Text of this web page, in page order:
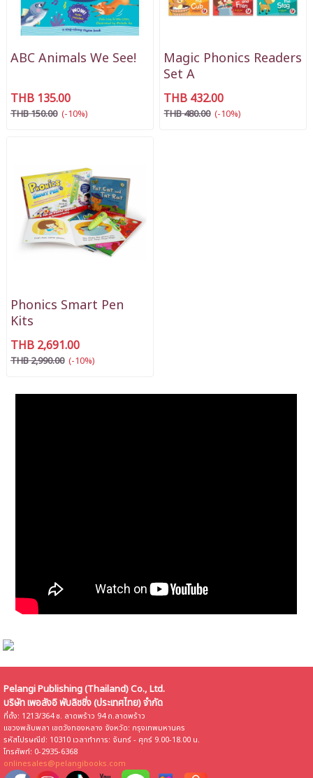
ABC Animals We See!
THB 135.00
THB 150.00 (-10%)
Magic Phonics Readers
Set A
THB 432.00
THB 480.00 (-10%)
Phonics Smart Pen
Kits
THB 2,691.00
THB 2,990.00 (-10%)
Pelangi Publishing (Thailand) Co., Ltd.
บริษัท เพอลังอิ พับลิชชิ่ง (ประเทศไทย) จำกัด
ที่ตั้ง: 1213/364 ซ. ลาดพร้าว 94 ถ.ลาดพร้าว
แขวงพลับพลา เขตวังทองหลาง จังหวัด: กรุงเทพมหานคร
รหัสไปรษณีย์: 10310 เวลาทำการ: จันทร์ - ศุกร์ 9.00-18.00 น.
โทรศัพท์: 0-2935-6368
onlinesales@pelangibooks.com